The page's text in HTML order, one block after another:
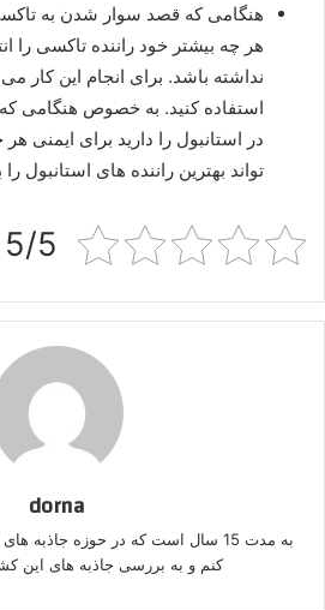
هنگامی که قصد سوار شدن به
هر چه بیشتر خود راننده تاکسی را
استفاده کنید. به خصوص هنگامی
در استانبول را دارید برای ایمنی
تواند بهترین راننده های استانبول
5/5 - (1 امتیاز)
dorna
به مدت 15 سال است که در حوزه
کنم و به بررسی جاذبه های این